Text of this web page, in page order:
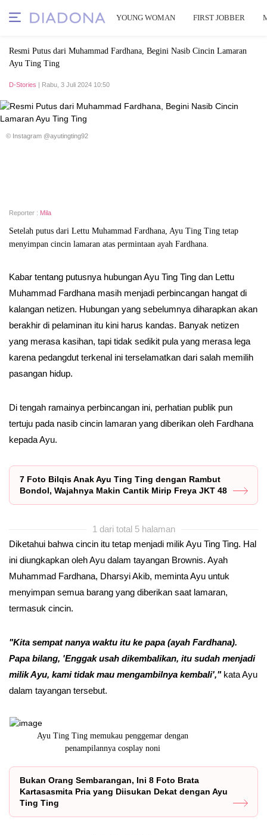
YOUNG WOMAN FIRST JOBBER
Resmi Putus dari Muhammad Fardhana, Begini Nasib Cincin Lamaran
Ayu Ting Ting
D-Stories | Rabu, 3 Juli 2024 10:50
© Instagram @ayutingting92
Reporter : Mila
Setelah putus dari Lettu Muhammad Fardhana, Ayu Ting Ting tetap
menyimpan cincin lamaran atas permintaan ayah Fardhana.
Kabar tentang putusnya hubungan Ayu Ting Ting dan Lettu
Muhammad Fardhana masih menjadi perbincangan hangat di
kalangan netizen. Hubungan yang sebelumnya diharapkan akan
berakhir di pelaminan itu kini harus kandas. Banyak netizen
yang merasa kasihan, tapi tidak sedikit pula yang merasa lega
karena pedangdut terkenal ini terselamatkan dari salah memilih
pasangan hidup.
Di tengah ramainya perbincangan ini, perhatian publik pun
tertuju pada nasib cincin lamaran yang diberikan oleh Fardhana
kepada Ayu.
7 Foto Bilqis Anak Ayu Ting Ting dengan Rambut
Bondol, Wajahnya Makin Cantik Mirip Freya JKT 48
1 dari total 5 halaman
Diketahui bahwa cincin itu tetap menjadi milik Ayu Ting Ting. Hal
ini diungkapkan oleh Ayu dalam tayangan Brownis. Ayah
Muhammad Fardhana, Dharsyi Akib, meminta Ayu untuk
menyimpan semua barang yang diberikan saat lamaran,
termasuk cincin.
"Kita sempat nanya waktu itu ke papa (ayah Fardhana).
Papa bilang, 'Enggak usah dikembalikan, itu sudah menjadi
milik Ayu, kami tidak mau mengambilnya kembali',"kata Ayu
dalam tayangan tersebut.
Ayu Ting Ting memukau penggemar dengan
penampilannya cosplay noni
Bukan Orang Sembarangan, Ini 8 Foto Brata
Kartasasmita Pria yang Diisukan Dekat dengan Ayu
Ting Ting